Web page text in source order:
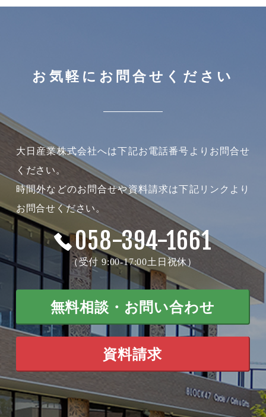
お気軽にお問合せください
大日産業株式会社へは下記お電話番号よりお問合せ
ください。
時間外などのお問合せや資料請求は下記リンクより
お問合せください。
058-394-1661
（受付 9:00-17:00土日祝休）
無料相談・お問い合わせ
資料請求